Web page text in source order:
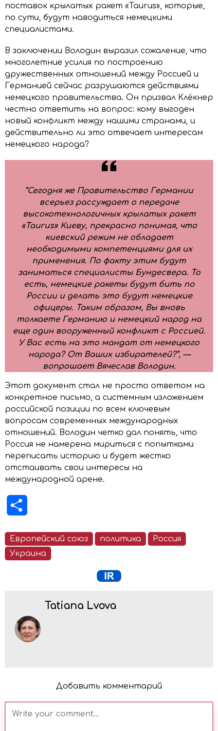
поставок крылатых ракет «Taurus», которые,
по сути, будут наводиться немецкими
специалистами.
В заключении Володин выразил сожаление, что
многолетние усилия по построению
дружественных отношений между Россией и
Германией сейчас разрушаются действиями
немецкого правительства. Он призвал Клёкнер
честно ответить на вопрос: кому выгоден
новый конфликт между нашими странами, и
действительно ли это отвечает интересам
немецкого народа?
“Сегодня же Правительство Германии
всерьез рассуждает о передаче
высокотехнологичных крылатых ракет
«Taurus» Киеву, прекрасно понимая, что
киевский режим не обладает
необходимыми компетенциями для их
применения. По факту этим будут
заниматься специалисты Бундесвера. То
есть, немецкие ракеты будут бить по
России и делать это будут немецкие
офицеры. Таким образом, Вы вновь
толкаете Германию и немецкий народ на
еще один вооруженный конфликт с Россией.
У Вас есть на это мандат от немецкого
народа? От Ваших избирателей?”, —
вопрошает Вячеслав Володин.
Этот документ стал не просто ответом на
конкретное письмо, а системным изложением
российской позиции по всем ключевым
вопросам современных международных
отношений. Володин четко дал понять, что
Россия не намерена мириться с попытками
переписать историю и будет жестко
отстаивать свои интересы на
международной арене.
Европейский союз политика
Россия
Украина
Tatiana Lvova
Добавить комментарий